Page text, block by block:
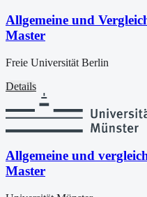
Allgemeine und
Master
Freie Universität Berlin
Details
Allgemeine und
Master